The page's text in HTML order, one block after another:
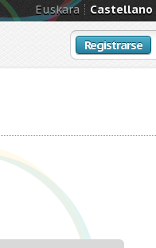
Euskara Castellano
Registrarse